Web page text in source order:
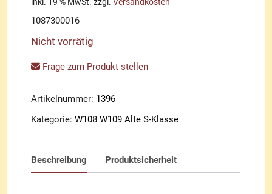
inkl. 19 % MwSt. zzgl.Versandkosten
1087300016
Nicht vorrätig
Frage zum Produkt stellen
Artikelnummer: 1396
Kategorie:W108 W109 Alte S-Klasse
Beschreibung Produktsicherheit